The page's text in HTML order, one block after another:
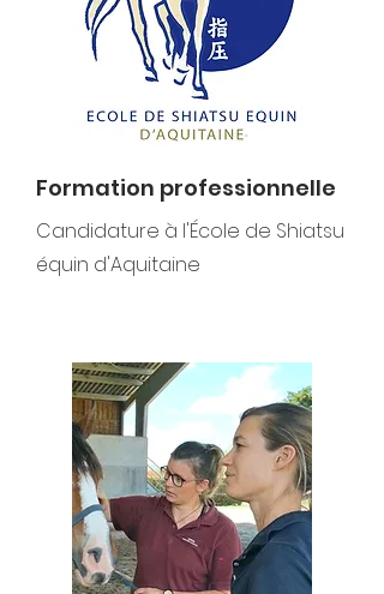
Formation professionnelle
Candidature à l'École de Shiatsu
équin d'Aquitaine